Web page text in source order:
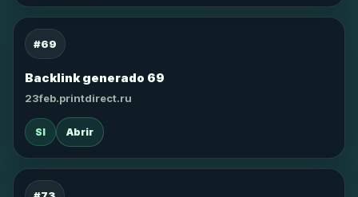
#69
Backlink generado 69
23feb.printdirect.ru
SI Abrir